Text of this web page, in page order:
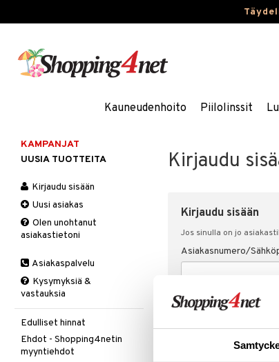
Kauneudenhoito Piilolinssit
Kirjaudu
Kirjaudu sisään
Jos sinulla on jo
Asiakasnumero/
Salasana
KAMPANJAT
UUSIA TUOTTEITA
Kirjaudu sisään
Uusi asiakas
Olen unohtanut
asiakastietoni
Asiakaspalvelu
Kysymyksiä &
vastauksia
Edulliset hinnat
Ehdot - Shopping4netin
myyntiehdot